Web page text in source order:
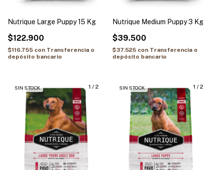
Nutrique Large Puppy 15 Kg
$122.900
$116.755 con Transferencia o
depósito bancario
Nutrique Medium Puppy 3 Kg
$39.500
$37.525 con Transferencia o
depósito bancario
1 / 2
SIN STOCK 1 / 2
SIN STOCK